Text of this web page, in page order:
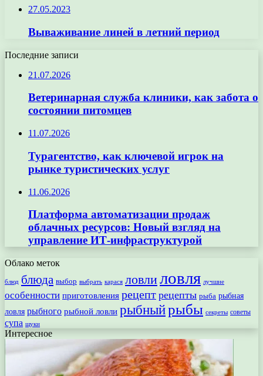
27.05.2023
Вываживание линей в летний период
Последние записи
21.07.2026
Ветеринарная служба клиники, как забота о
состоянии питомцев
11.07.2026
Турагентство, как ключевой игрок на
рынке туристических услуг
11.06.2026
Платформа автоматизации продаж
облачных ресурсов: Новый взгляд на
управление ИТ-инфраструктурой
Облако меток
блюд блюда выбор выбрать карася ловлиловля лучшие
особенности приготовления рецепт рецепты рыба рыбная
ловля рыбного рыбной ловли рыбныйрыбы секреты советы
супа щуки
Интересное